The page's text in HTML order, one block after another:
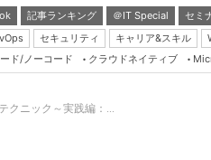
記事ランキング ＠IT Special セミ
セキュリティ キャリア&スキル
ド/ノーコード クラウドネイティブ
クニック～実践編：...